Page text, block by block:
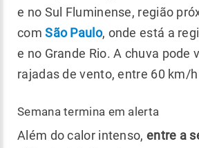
e no Sul Fluminense, região
comSão Paulo, onde está a
e no Grande Rio. A chuva pode
rajadas de vento, entre 60 km/
Semana termina em alerta
Além do calor intenso, entre a